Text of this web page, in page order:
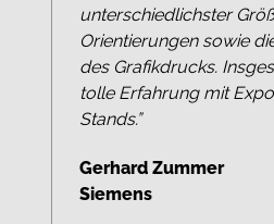
unterschiedlichster
Orientierungen sowie
des Grafikdrucks.
tolle Erfahrung mit
Stands.”
Gerhard Zummer
Siemens